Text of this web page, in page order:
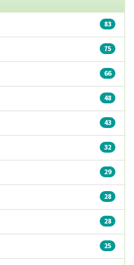
83
75
66
48
43
32
29
28
28
25